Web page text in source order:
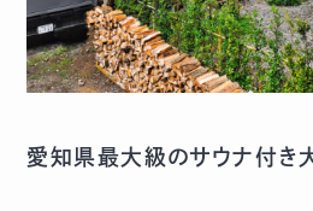
愛知県最大級のサウナ付き